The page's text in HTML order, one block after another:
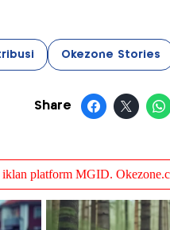
Okezone Stories
Share